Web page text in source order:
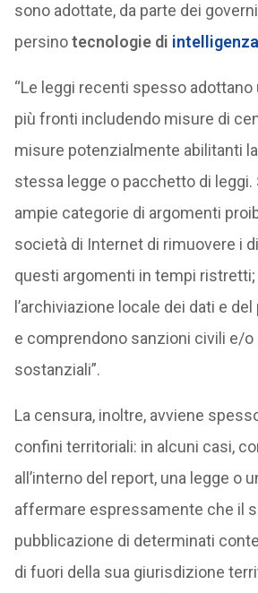
sono adottate, da parte dei
persinotecnologie di
“Le leggi recenti spesso
più fronti includendo misure di
misure potenzialmente abilitanti
stessa legge o pacchetto di
ampie categorie di argomenti
società di Internet di rimuovere i
questi argomenti in tempi
l’archiviazione locale dei dati e
e comprendono sanzioni civili e/o
sostanziali”.
La censura, inoltre, avviene
confini territoriali: in alcuni casi,
all’interno del report, una legge o
affermare espressamente che il
pubblicazione di determinati
di fuori della sua giurisdizione